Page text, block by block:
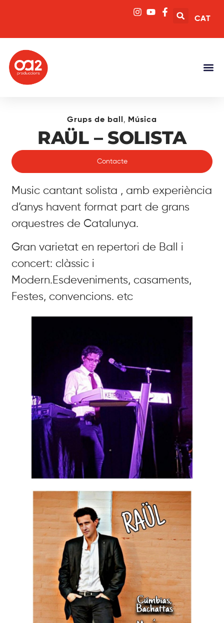
CAT
Grups de ball , Música
RAÜL – SOLISTA
Contacte
Music cantant solista , amb experiència
d’anys havent format part de grans
orquestres de Catalunya.
Gran varietat en repertori de Ball i
concert: clàssic i
Modern.Esdeveniments, casaments,
Festes, convencions. etc